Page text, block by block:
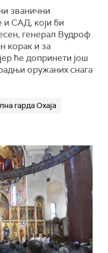
званични
и САД, који би
генерал Вудроф
корак и за
ће допринети још
оружаних снага
гарда Охаја